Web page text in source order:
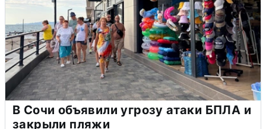
В Сочи объявили угрозу атаки БПЛА и
закрыли пляжи